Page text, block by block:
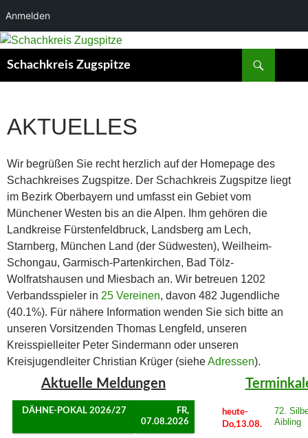
Anmelden
Zum
springen
Schachkreis Zugspitze
AKTUELLES
Wir begrüßen Sie recht herzlich auf der Homepage des
Schachkreises Zugspitze. Der Schachkreis Zugspitze liegt
im Bezirk Oberbayern und umfasst ein Gebiet vom
Münchener Westen bis an die Alpen. Ihm gehören die
Landkreise Fürstenfeldbruck, Landsberg am Lech,
Starnberg, München Land (der Südwesten), Weilheim-
Schongau, Garmisch-Partenkirchen, Bad Tölz-
Wolfratshausen und Miesbach an. Wir betreuen 1202
Verbandsspieler in 25 Vereinen, davon 482 Jugendliche
(40.1%). Für nähere Information wenden Sie sich bitte an
unseren Vorsitzenden Thomas Lengfeld, unseren
Kreisspielleiter Peter Sindermann oder unseren
Kreisjugendleiter Christian Krüger (sieheAdressen).
Aktuelle Meldungen
DÄHNE-POKAL 2026/27
FR,
07.08.2026
heute-
Do,13.08.
72.
Aibling